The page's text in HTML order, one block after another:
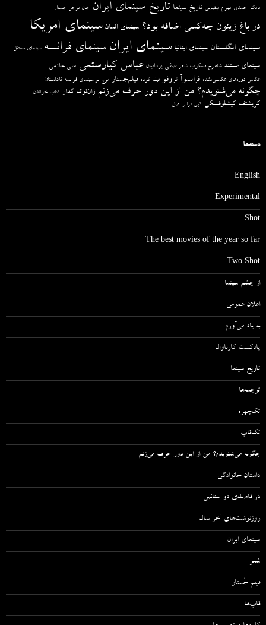
بابک احمدی بهرام بیضایی تاریخ سینما تاریخ سینمای ایران جان برجر جستار
در باغ زیتون چه‌کسی اضافه بود؟ سینمای آلمان سینمای امریکا
سینمای انگلستان سینمای ایتالیا سینمای ایران سینمای فرانسه سینمای مستقل
سینمای مستند شاهرخ مسکوب شعر صفی یزدانیان عباس کیارستمی علی حاتمی
عکاس دوره‌های عکاسی‌نشده فرانسوآ تروفو فیلم کوتاه فیلم‌جستار موج نو سینمای فرانسه ناداستان
چگونه می‌شنویدم؟ من از این دور حرف می‌زنم ژان‌لوک گدار کتاب خواندن
کریشتف کیشلوفسکی کپی برابر اصل
دسته‌ها
English
Experimental
Shot
The best movies of the year so far
Two Shot
از چشم سینما
اعلان عمومی
به یاد می‌آورم
پادکست کارناوال
تاریخ سینما
ترجمه‌ها
تک‌چهره
تک‌قاب
چگونه می‌شنویدم؟ من از این دور حرف می‌زنم
داستان خانوادگی
در فاصله‌ی دو سئانس
روزنوشت‌های آخر سال
سینمای ایران
شعر
فیلم جُستار
قاب‌ها